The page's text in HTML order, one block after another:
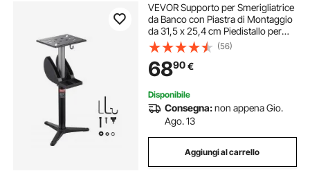
VEVOR Supporto per Smerigliatrice
da Banco con Piastra di Montaggio
da 31,5 x 25,4 cm Piedistallo per
Smerigliatrice da Banco, Piedistallo
Regolabile in Altezza con Vano
Portaoggetti per Mola
(56)
6890€
Disponibile
Consegna:non appena Gio.
Ago. 13
Aggiungi al carrello